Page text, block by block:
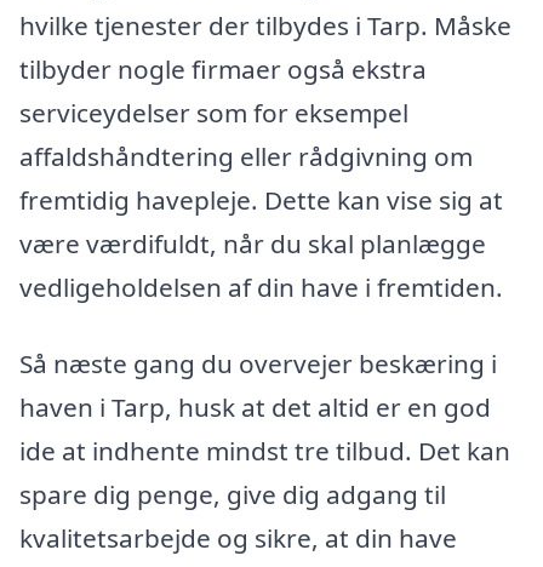
hvilke tjenester der tilbydes i Tarp. Måske
tilbyder nogle firmaer også ekstra
serviceydelser som for eksempel
affaldshåndtering eller rådgivning om
fremtidig havepleje. Dette kan vise sig at
være værdifuldt, når du skal planlægge
vedligeholdelsen af din have i fremtiden.
Så næste gang du overvejer beskæring i
haven i Tarp, husk at det altid er en god
ide at indhente mindst tre tilbud. Det kan
spare dig penge, give dig adgang til
kvalitetsarbejde og sikre, at din have